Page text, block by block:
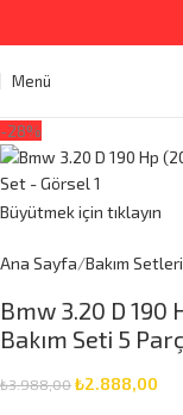
Menü
-28%
Büyütmek için tıklayın
Ana Sayfa Bakım Setleri
Bmw 3.20 D 190
Bakım Seti 5
₺3.988,00₺2.888,00